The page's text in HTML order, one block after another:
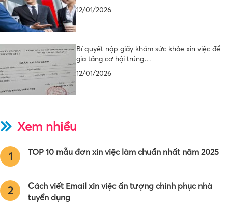
12/01/2026
Bí quyết nộp giấy khám sức khỏe xin việc để
gia tăng cơ hội trúng…
12/01/2026
Xem nhiều
1 TOP 10 mẫu đơn xin việc làm chuẩn nhất năm 2025
2
Cách viết Email xin việc ấn tượng chinh phục nhà
tuyển dụng